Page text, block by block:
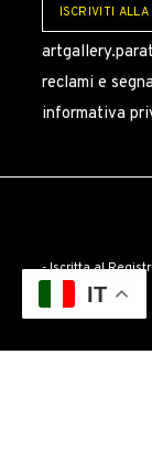
ISCRIVITI
reclami e
informativa
- Iscritta al
IT